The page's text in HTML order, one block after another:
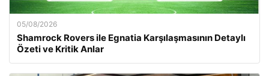
05/08/2026
Shamrock Rovers ile Egnatia Karşılaşmasının Detaylı
Özeti ve Kritik Anlar